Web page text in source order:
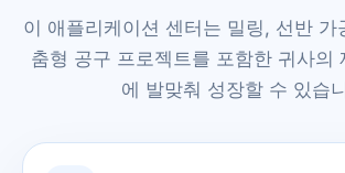
이 애플리케이션 센터는 밀링, 선반 가
춤형 공구 프로젝트를 포함한 귀사의
에 발맞춰 성장할 수 있습